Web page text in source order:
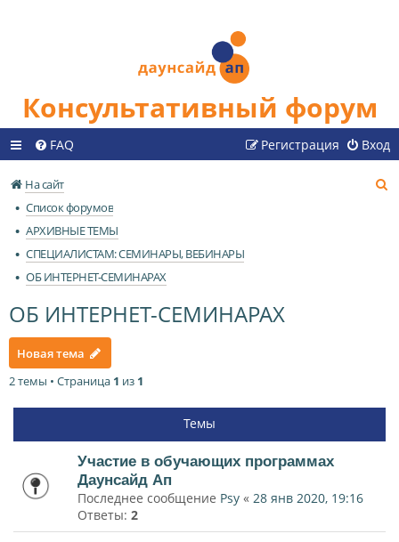
Консультативный форум
FAQ Вход
Регистрация
На сайт
Список форумов
АРХИВНЫЕ ТЕМЫ
СПЕЦИАЛИСТАМ: СЕМИНАРЫ, ВЕБИНАРЫ
ОБ ИНТЕРНЕТ-СЕМИНАРАХ
ОБ ИНТЕРНЕТ-СЕМИНАРАХ
Новая тема
2 темы • Страница 1 из 1
Темы
Участие в обучающих программах
Даунсайд Ап
Последнее сообщение Psy « 28 янв 2020, 19:16
Ответы: 2